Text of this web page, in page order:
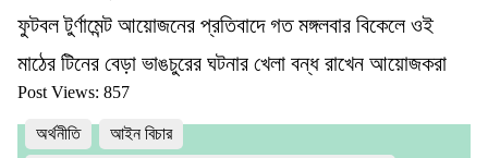
ফুটবল টুর্ণামেন্ট আয়োজনের প্রতিবাদে গত মঙ্গলবার বিকেলে ওই
মাঠের টিনের বেড়া ভাঙচুরের ঘটনার খেলা বন্ধ রাখেন আয়োজকরা
Post Views: 857
অর্থনীতি
আইন বিচার